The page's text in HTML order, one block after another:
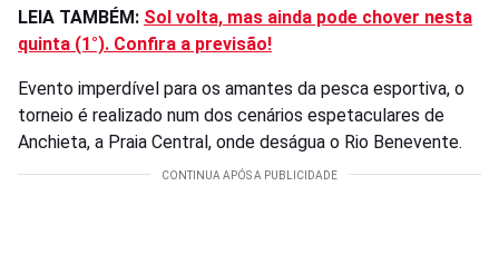
LEIA TAMBÉM: Sol volta, mas ainda pode chover nesta
quinta (1°). Confira a previsão!
Evento imperdível para os amantes da pesca esportiva, o
torneio é realizado num dos cenários espetaculares de
Anchieta, a Praia Central, onde deságua o Rio Benevente.